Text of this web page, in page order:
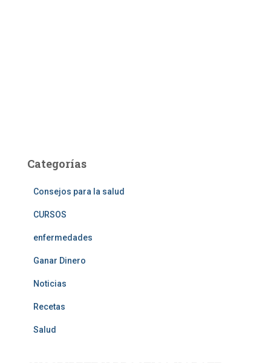
Categorías
Consejos para la salud
CURSOS
enfermedades
Ganar Dinero
Noticias
Recetas
Salud